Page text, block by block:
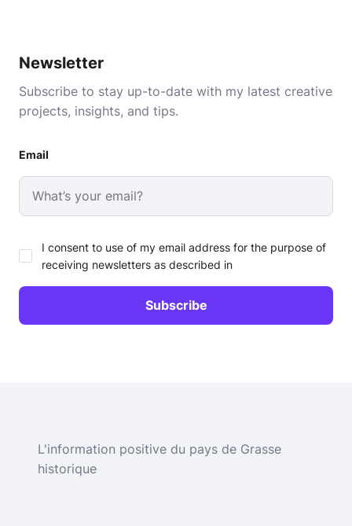
Newsletter
Subscribe to stay up-to-date with my latest creative
projects, insights, and tips.
Email
I consent to use of my email address for the purpose of
receiving newsletters as described in
L'information positive du pays de Grasse
historique